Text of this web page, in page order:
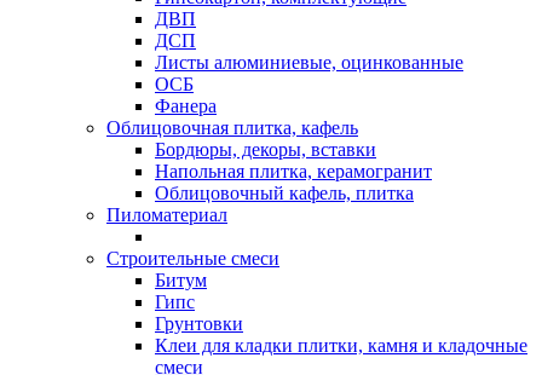
ДВП
ДСП
Листы алюминиевые, оцинкованные
ОСБ
Фанера
Облицовочная плитка, кафель
Бордюры, декоры, вставки
Напольная плитка, керамогранит
Облицовочный кафель, плитка
Пиломатериал
Строительные смеси
Битум
Гипс
Грунтовки
Клеи для кладки плитки, камня и кладочные
смеси